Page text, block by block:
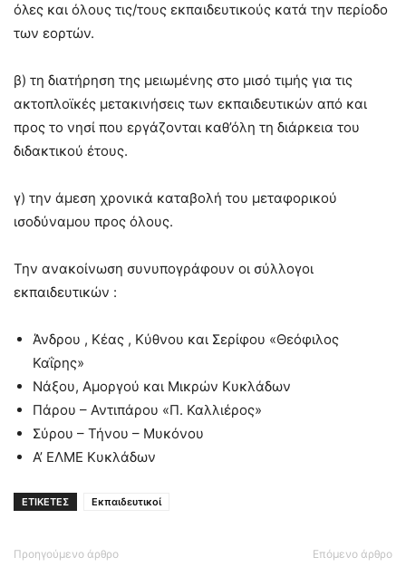
όλες και όλους τις/τους εκπαιδευτικούς κατά την περίοδο
των εορτών.
β) τη διατήρηση της μειωμένης στο μισό τιμής για τις
ακτοπλοϊκές μετακινήσεις των εκπαιδευτικών από και
προς το νησί που εργάζονται καθ’όλη τη διάρκεια του
διδακτικού έτους.
γ) την άμεση χρονικά καταβολή του μεταφορικού
ισοδύναμου προς όλους.
Την ανακοίνωση συνυπογράφουν οι σύλλογοι
εκπαιδευτικών :
Άνδρου , Κέας , Κύθνου και Σερίφου «Θεόφιλος
Καΐρης»
Νάξου, Αμοργού και Μικρών Κυκλάδων
Πάρου – Αντιπάρου «Π. Καλλιέρος»
Σύρου – Τήνου – Μυκόνου
Α’ ΕΛΜΕ Κυκλάδων
ΕΤΙΚΕΤΕΣ Εκπαιδευτικοί
Προηγούμενο άρθρο Επόμενο άρθρο